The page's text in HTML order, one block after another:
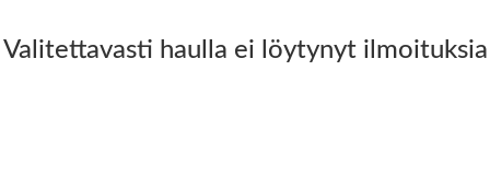
Valitettavasti haulla ei löytynyt ilmoituksia